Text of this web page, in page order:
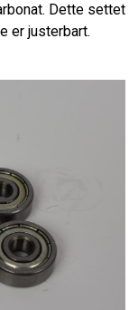
Dette settet
er justerbart.